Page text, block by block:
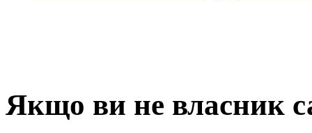
Якщо ви не власник